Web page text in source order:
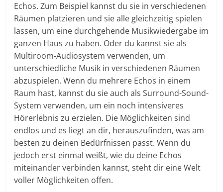
Echos. Zum Beispiel kannst du sie in verschiedenen
Räumen platzieren und sie alle gleichzeitig spielen
lassen, um eine durchgehende Musikwiedergabe im
ganzen Haus zu haben. Oder du kannst sie als
Multiroom-Audiosystem verwenden, um
unterschiedliche Musik in verschiedenen Räumen
abzuspielen. Wenn du mehrere Echos in einem
Raum hast, kannst du sie auch als Surround-Sound-
System verwenden, um ein noch intensiveres
Hörerlebnis zu erzielen. Die Möglichkeiten sind
endlos und es liegt an dir, herauszufinden, was am
besten zu deinen Bedürfnissen passt. Wenn du
jedoch erst einmal weißt, wie du deine Echos
miteinander verbinden kannst, steht dir eine Welt
voller Möglichkeiten offen.